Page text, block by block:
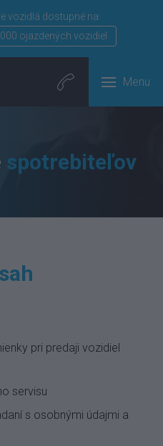
vozidlá dostupné na:
ojazdených vozidiel
Menu
spotrebiteľov
pri predaji vozidiel
servisu
s osobnými údajmi a